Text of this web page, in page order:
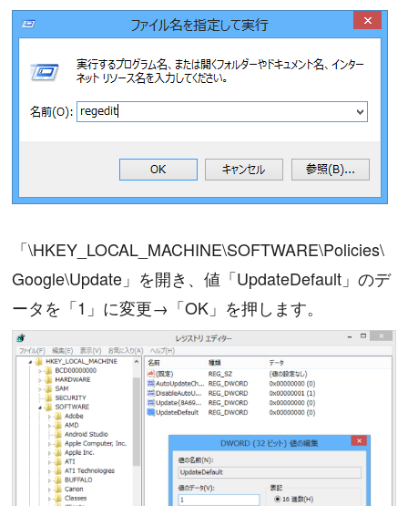
「\HKEY_LOCAL_MACHINE\SOFTWARE\Policies\
Google\Update」を開き、値「UpdateDefault」のデ
ータを「1」に変更→「OK」を押します。